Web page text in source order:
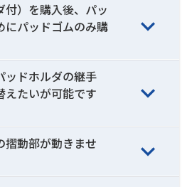
付）を購入後、パッ
にパッドゴムのみ購
ッドホルダの継手
えたいが可能です
摺動部が動きませ